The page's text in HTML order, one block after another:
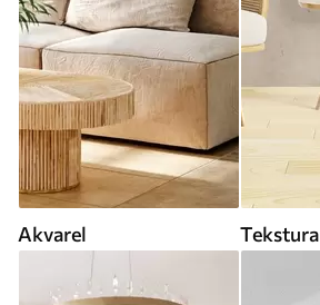
Akvarel Tekstura